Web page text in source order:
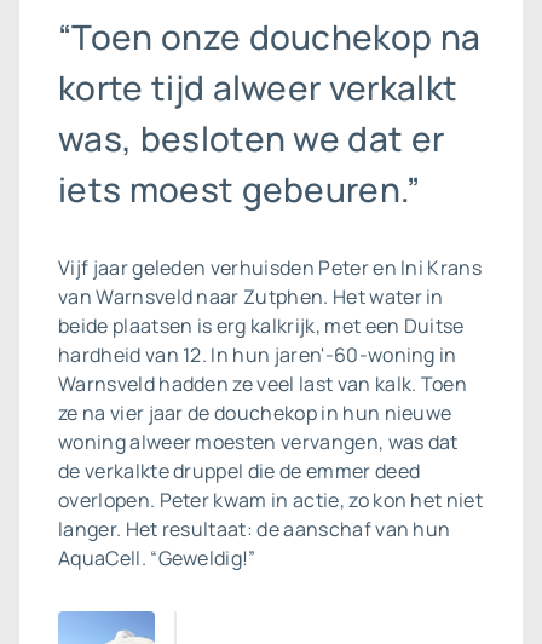
“Toen onze douchekop na
korte tijd alweer verkalkt
was, besloten we dat er
iets moest gebeuren.”
Vijf jaar geleden verhuisden Peter en Ini Krans
van Warnsveld naar Zutphen. Het water in
beide plaatsen is erg kalkrijk, met een Duitse
hardheid van 12. In hun jaren'-60-woning in
Warnsveld hadden ze veel last van kalk. Toen
ze na vier jaar de douchekop in hun nieuwe
woning alweer moesten vervangen, was dat
de verkalkte druppel die de emmer deed
overlopen. Peter kwam in actie, zo kon het niet
langer. Het resultaat: de aanschaf van hun
AquaCell. “Geweldig!”